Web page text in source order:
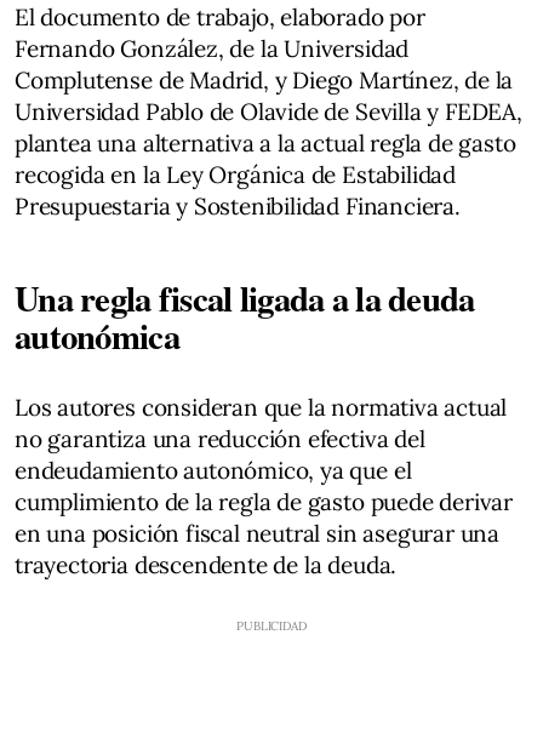
El documento de trabajo, elaborado por
Fernando González, de la Universidad
Complutense de Madrid, y Diego Martínez, de la
Universidad Pablo de Olavide de Sevilla y FEDEA,
plantea una alternativa a la actual regla de gasto
recogida en la Ley Orgánica de Estabilidad
Presupuestaria y Sostenibilidad Financiera.
Una regla fiscal ligada a la deuda
autonómica
Los autores consideran que la normativa actual
no garantiza una reducción efectiva del
endeudamiento autonómico, ya que el
cumplimiento de la regla de gasto puede derivar
en una posición fiscal neutral sin asegurar una
trayectoria descendente de la deuda.